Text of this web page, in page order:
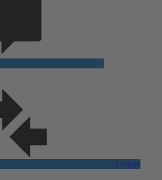
→ Online